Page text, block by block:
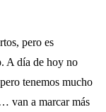
pero es
A día de hoy no
tenemos mucho
van a marcar más